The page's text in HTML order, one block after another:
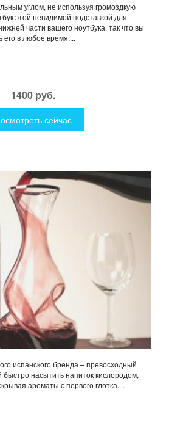
углом, не используя громоздкую
этой невидимой подставкой для
части вашего ноутбука, так что вы
его в любое время....
1400 руб.
сейчас
испанского бренда – превосходный
насытить напиток кислородом,
ароматы с первого глотка....